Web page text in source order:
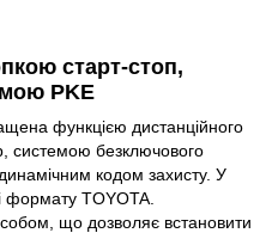
старт-стоп,
PKE
функцією дистанційного
системою безключового
кодом захисту. У
формату TOYOTA.
що дозволяє встановити